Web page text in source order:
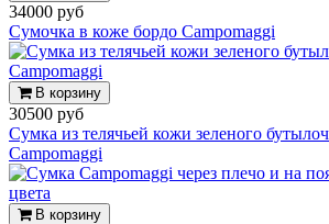
34000 руб
Сумочка в коже бордо Campomaggi
В корзину
30500 руб
Сумка из телячьей кожи зеленого
Campomaggi
В корзину